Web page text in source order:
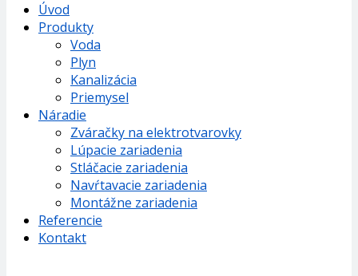
Úvod
Produkty
Voda
Plyn
Kanalizácia
Priemysel
Náradie
Zváračky na elektrotvarovky
Lúpacie zariadenia
Stláčacie zariadenia
Navŕtavacie zariadenia
Montážne zariadenia
Referencie
Kontakt